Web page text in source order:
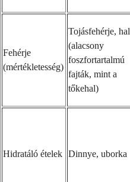
Fehérje
(mértékletesség)
Tojásfehérje, hal
(alacsony
foszfortartalmú
fajták, mint a
tőkehal)
Hidratáló ételek Dinnye, uborka